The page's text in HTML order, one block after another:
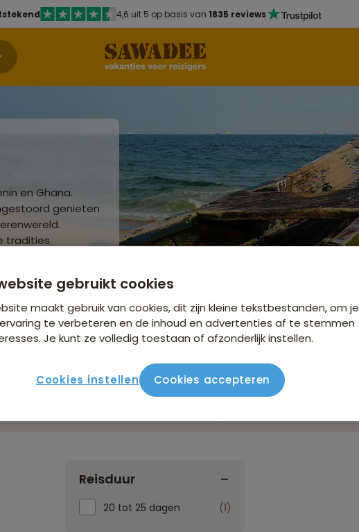
4,6 uit 5 op basis van 1835 reviews
en Ghana.
genieten
tradities.
Reisduur
20 tot 25 dagen 1
gebruikt cookies
maakt gebruik van cookies, dit zijn kleine tekstbestanden, om je
te verbeteren en de inhoud en advertenties af te stemmen
Je kunt ze volledig toestaan of afzonderlijk instellen.
Cookies instellen Cookies accepteren